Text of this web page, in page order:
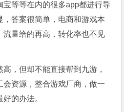
宝等等在内的很多app都进行导
，答案很简单，电商和游戏本
流量给的再高，转化率也不见
，但却不能直接帮到九游，
会资源，整合游戏厂商，做一
的办法。